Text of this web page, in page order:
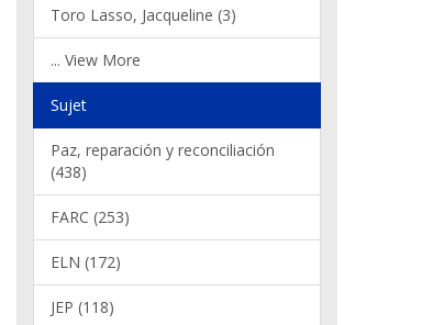
Toro Lasso, Jacqueline (3)
... View More
Sujet
Paz, reparación y reconciliación
(438)
FARC (253)
ELN (172)
JEP (118)